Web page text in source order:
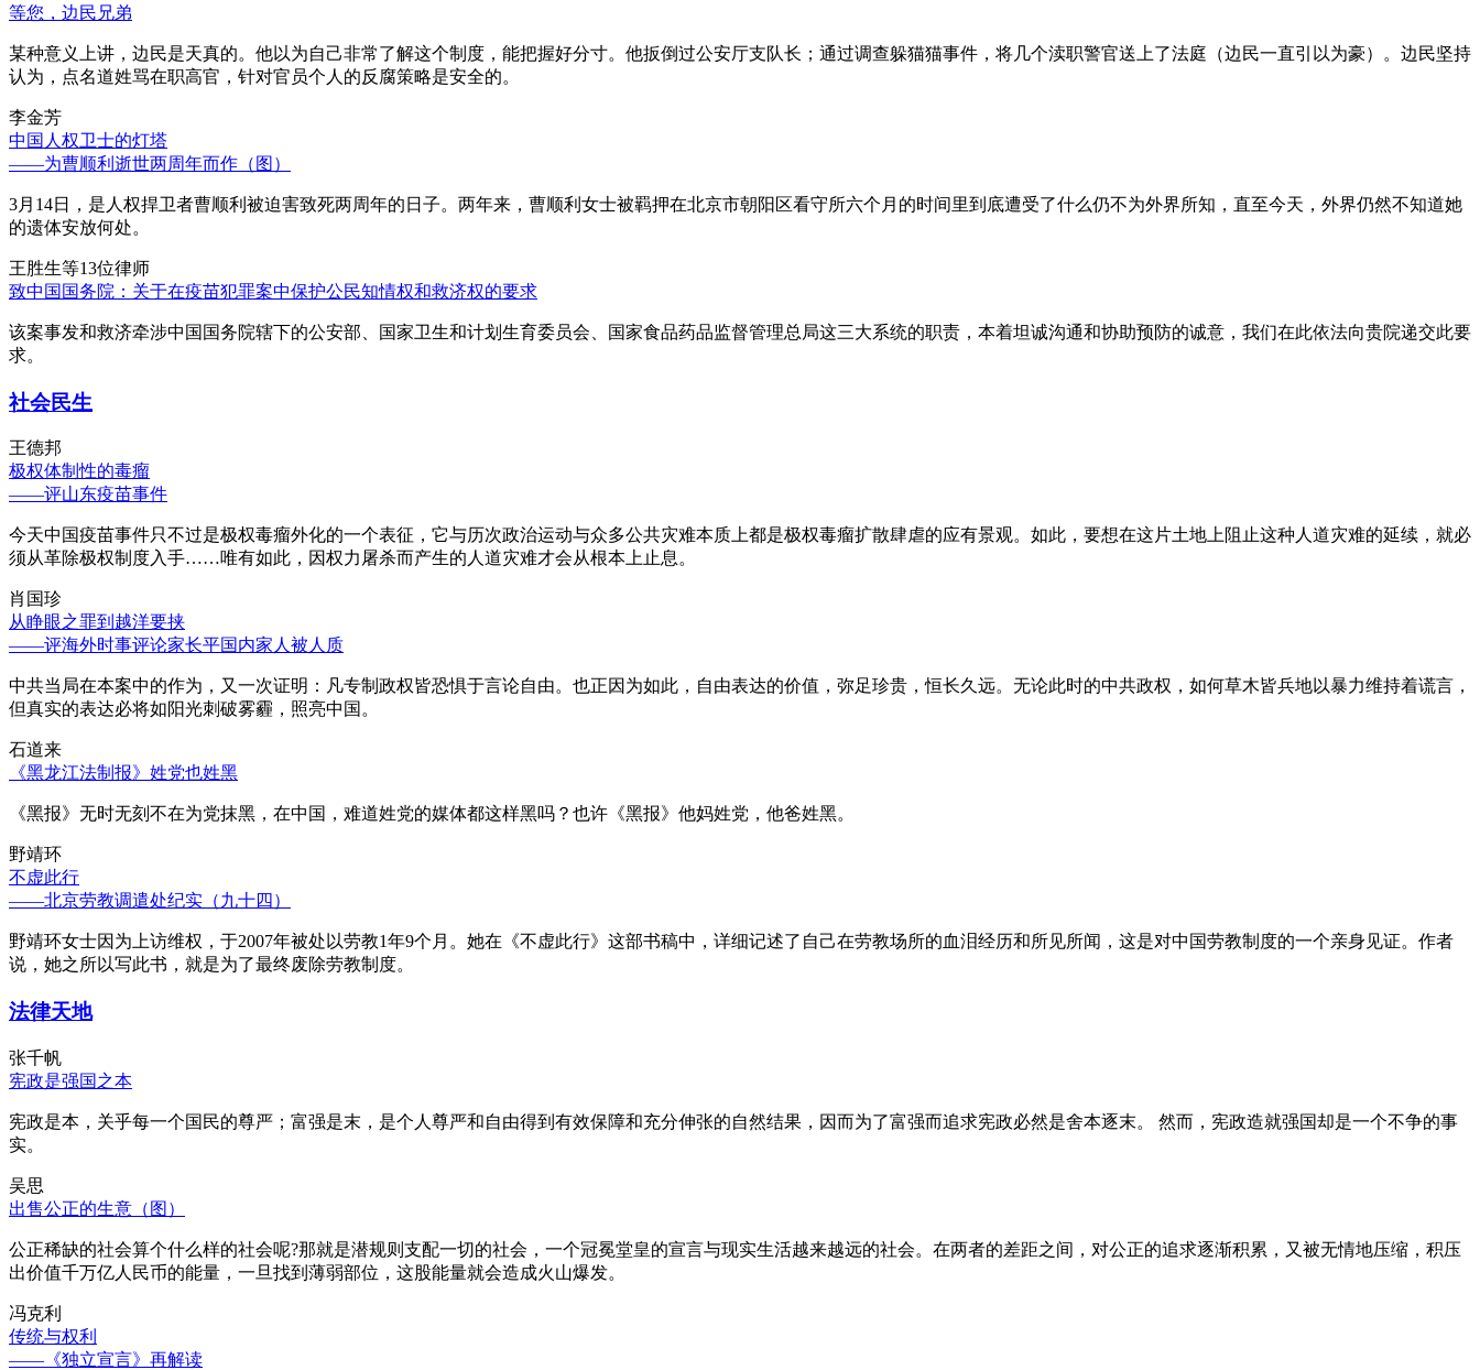
等您，边民兄弟
某种意义上讲，边民是天真的。他以为自己非常了解这个制度，能把握好分寸。他扳倒过公安厅支队长；通过调查躲猫猫事件，将几个渎职警官送上了法庭（边民一直引以为豪）。边民坚持
认为，点名道姓骂在职高官，针对官员个人的反腐策略是安全的。
李金芳
中国人权卫士的灯塔
——为曹顺利逝世两周年而作（图）
3月14日，是人权捍卫者曹顺利被迫害致死两周年的日子。两年来，曹顺利女士被羁押在北京市朝阳区看守所六个月的时间里到底遭受了什么仍不为外界所知，直至今天，外界仍然不知道她
的遗体安放何处。
王胜生等13位律师
致中国国务院：关于在疫苗犯罪案中保护公民知情权和救济权的要求
该案事发和救济牵涉中国国务院辖下的公安部、国家卫生和计划生育委员会、国家食品药品监督管理总局这三大系统的职责，本着坦诚沟通和协助预防的诚意，我们在此依法向贵院递交此要
求。
社会民生
王德邦
极权体制性的毒瘤
——评山东疫苗事件
今天中国疫苗事件只不过是极权毒瘤外化的一个表征，它与历次政治运动与众多公共灾难本质上都是极权毒瘤扩散肆虐的应有景观。如此，要想在这片土地上阻止这种人道灾难的延续，就必
须从革除极权制度入手……唯有如此，因权力屠杀而产生的人道灾难才会从根本上止息。
肖国珍
从睁眼之罪到越洋要挟
——评海外时事评论家长平国内家人被人质
中共当局在本案中的作为，又一次证明：凡专制政权皆恐惧于言论自由。也正因为如此，自由表达的价值，弥足珍贵，恒长久远。无论此时的中共政权，如何草木皆兵地以暴力维持着谎言，
但真实的表达必将如阳光刺破雾霾，照亮中国。
石道来
《黑龙江法制报》姓党也姓黑
《黑报》无时无刻不在为党抹黑，在中国，难道姓党的媒体都这样黑吗？也许《黑报》他妈姓党，他爸姓黑。
野靖环
不虚此行
——北京劳教调遣处纪实（九十四）
野靖环女士因为上访维权，于2007年被处以劳教1年9个月。她在《不虚此行》这部书稿中，详细记述了自己在劳教场所的血泪经历和所见所闻，这是对中国劳教制度的一个亲身见证。作者
说，她之所以写此书，就是为了最终废除劳教制度。
法律天地
张千帆
宪政是强国之本
宪政是本，关乎每一个国民的尊严；富强是末，是个人尊严和自由得到有效保障和充分伸张的自然结果，因而为了富强而追求宪政必然是舍本逐末。 然而，宪政造就强国却是一个不争的事
实。
吴思
出售公正的生意（图）
公正稀缺的社会算个什么样的社会呢?那就是潜规则支配一切的社会，一个冠冕堂皇的宣言与现实生活越来越远的社会。在两者的差距之间，对公正的追求逐渐积累，又被无情地压缩，积压
出价值千万亿人民币的能量，一旦找到薄弱部位，这股能量就会造成火山爆发。
冯克利
传统与权利
——《独立宣言》再解读